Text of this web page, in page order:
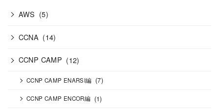
AWS (5)
CCNA (14)
CCNP CAMP (12)
CCNP CAMP ENARSI編 (7)
CCNP CAMP ENCOR編 (1)